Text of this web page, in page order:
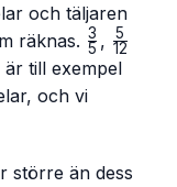
och täljaren
räknas. \frac{3}
{5}
5
3 ,
{12}
12
5
är till exempel
och vi
större än dess